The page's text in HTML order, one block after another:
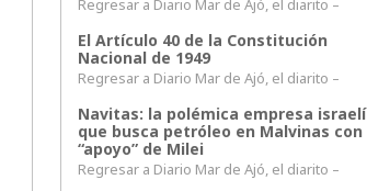
Regresar a Diario Mar de Ajó, el diarito –
El Artículo 40 de la Constitución
Nacional de 1949
Regresar a Diario Mar de Ajó, el diarito –
Navitas: la polémica empresa israelí
que busca petróleo en Malvinas con
“apoyo” de Milei
Regresar a Diario Mar de Ajó, el diarito –